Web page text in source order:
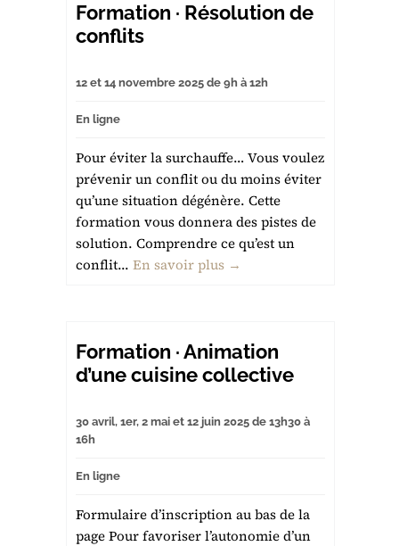
Formation · Résolution de
conflits
12 et 14 novembre 2025 de 9h à 12h
En ligne
Pour éviter la surchauffe… Vous voulez
prévenir un conflit ou du moins éviter
qu’une situation dégénère. Cette
formation vous donnera des pistes de
solution. Comprendre ce qu’est un
conflit... En savoir plus →
Formation · Animation
d’une cuisine collective
30 avril, 1er, 2 mai et 12 juin 2025 de 13h30 à
16h
En ligne
Formulaire d’inscription au bas de la
page Pour favoriser l’autonomie d’un